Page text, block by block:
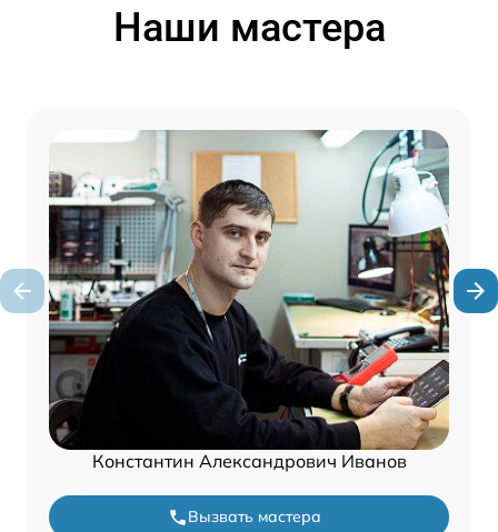
Наши мастера
Константин Александрович Иванов
Вызвать мастера